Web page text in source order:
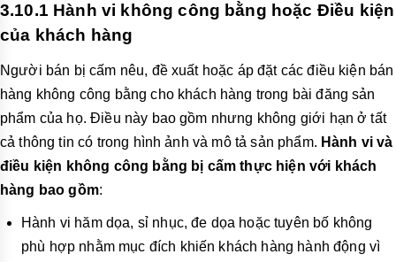
3.10.1 Hành vi không công bằng hoặc Điều kiện
của khách hàng
Người bán bị cấm nêu, đề xuất hoặc áp đặt các điều kiện bán
hàng không công bằng cho khách hàng trong bài đăng sản
phẩm của họ. Điều này bao gồm nhưng không giới hạn ở tất
cả thông tin có trong hình ảnh và mô tả sản phẩm. Hành vi và
điều kiện không công bằng bị cấm thực hiện với khách
hàng bao gồm:
Hành vi hăm dọa, sỉ nhục, đe dọa hoặc tuyên bố không
phù hợp nhằm mục đích khiến khách hàng hành động vì